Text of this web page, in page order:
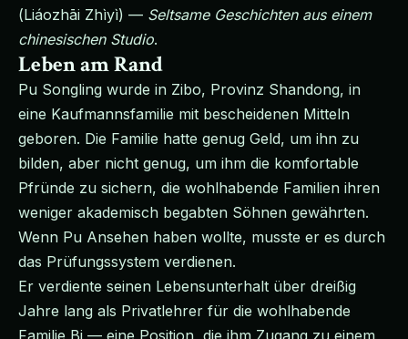
(Liáozhāi Zhìyì) — Seltsame Geschichten aus einem
chinesischen Studio.
Leben am Rand
Pu Songling wurde in Zibo, Provinz Shandong, in
eine Kaufmannsfamilie mit bescheidenen Mitteln
geboren. Die Familie hatte genug Geld, um ihn zu
bilden, aber nicht genug, um ihm die komfortable
Pfründe zu sichern, die wohlhabende Familien ihren
weniger akademisch begabten Söhnen gewährten.
Wenn Pu Ansehen haben wollte, musste er es durch
das Prüfungssystem verdienen.
Er verdiente seinen Lebensunterhalt über dreißig
Jahre lang als Privatlehrer für die wohlhabende
Familie Bi — eine Position, die ihm Zugang zu einem